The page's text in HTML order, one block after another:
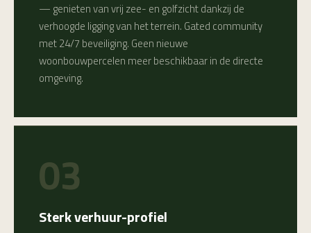
— genieten van vrij zee- en golfzicht dankzij de
verhoogde ligging van het terrein. Gated community
met 24/7 beveiliging. Geen nieuwe
woonbouwpercelen meer beschikbaar in de directe
omgeving.
03
Sterk verhuur-profiel